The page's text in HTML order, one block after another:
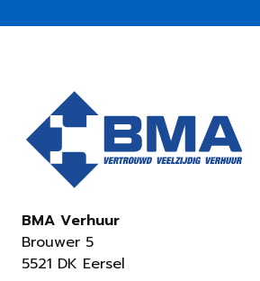
BMA Verhuur
Brouwer 5
5521 DK Eersel